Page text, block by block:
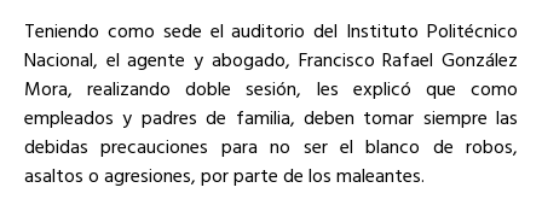
Teniendo como sede el auditorio del Instituto Politécnico
Nacional, el agente y abogado, Francisco Rafael González
Mora, realizando doble sesión, les explicó que como
empleados y padres de familia, deben tomar siempre las
debidas precauciones para no ser el blanco de robos,
asaltos o agresiones, por parte de los maleantes.